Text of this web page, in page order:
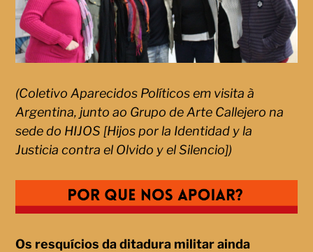
(Coletivo Aparecidos Políticos em visita à
Argentina, junto ao Grupo de Arte Callejero na
sede do HIJOS [Hijos por la Identidad y la
Justicia contra el Olvido y el Silencio])
Os resquícios da ditadura militar ainda